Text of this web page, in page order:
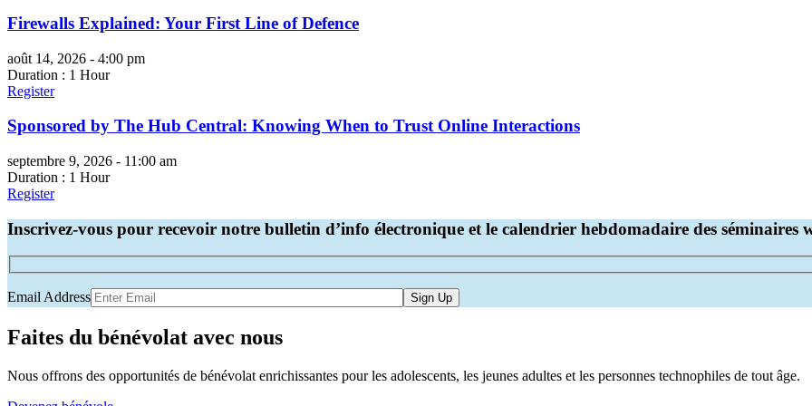
Firewalls Explained: Your First Line of Defence
août 14, 2026 - 4:00 pm
Duration : 1 Hour
Register
Sponsored by The Hub Central: Knowing When to Trust Online Interactions
septembre 9, 2026 - 11:00 am
Duration : 1 Hour
Register
Inscrivez-vous pour recevoir notre bulletin d’info électronique et le calendrier hebdomadaire des séminaires
Email Address
Faites du bénévolat avec nous
Nous offrons des opportunités de bénévolat enrichissantes pour les adolescents, les jeunes adultes et les personnes technophiles de tout âge.